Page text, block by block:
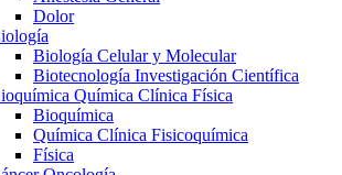
Dolor
Biología Celular y Molecular
Biotecnología Investigación Científica
Química Clínica Física
Bioquímica
Química Clínica Fisicoquímica
Física